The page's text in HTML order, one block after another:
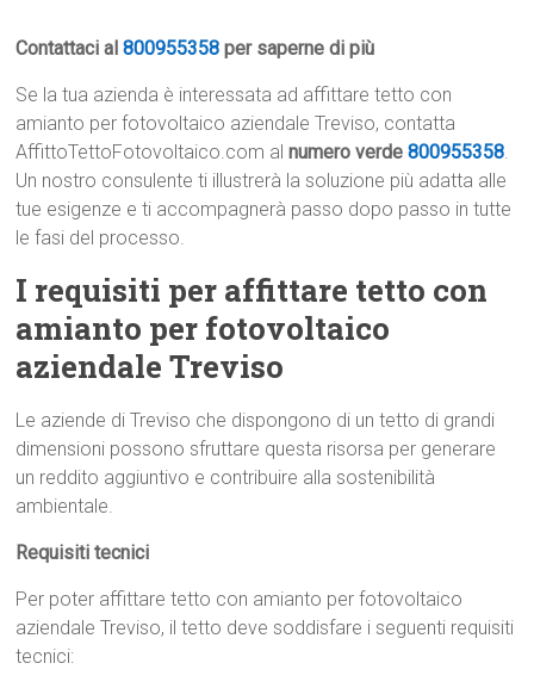
Contattaci al800955358 per saperne di più
Se la tua azienda è interessata ad affittare tetto con
amianto per fotovoltaico aziendale Treviso, contatta
AffittoTettoFotovoltaico.com alnumero verde800955358.
Un nostro consulente ti illustrerà la soluzione più adatta alle
tue esigenze e ti accompagnerà passo dopo passo in tutte
le fasi del processo.
I requisiti per affittare tetto con
amianto per fotovoltaico
aziendale Treviso
Le aziende di Treviso che dispongono di un tetto di grandi
dimensioni possono sfruttare questa risorsa per generare
un reddito aggiuntivo e contribuire alla sostenibilità
ambientale.
Requisiti tecnici
Per poter affittare tetto con amianto per fotovoltaico
aziendale Treviso, il tetto deve soddisfare i seguenti requisiti
tecnici: